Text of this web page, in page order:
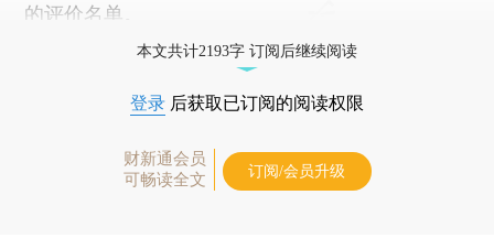
的评价名单。
本文共计2193字 订阅后继续阅读
登录 后获取已订阅的阅读权限
财新通会员
可畅读全文
订阅/会员升级